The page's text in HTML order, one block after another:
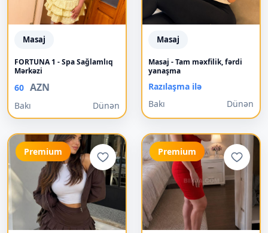
Masaj
FORTUNA 1 - Spa Sağlamlıq
Mərkəzi
60 AZN
Bakı Dünən
Masaj
Masaj - Tam məxfilik, fərdi
yanaşma
Razılaşma ilə
Bakı
Dünən
Premium Premium